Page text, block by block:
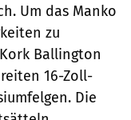
Um das Manko
zu
Ballington
16-Zoll-
Die